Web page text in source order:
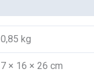
0,85 kg
7 × 16 × 26 cm